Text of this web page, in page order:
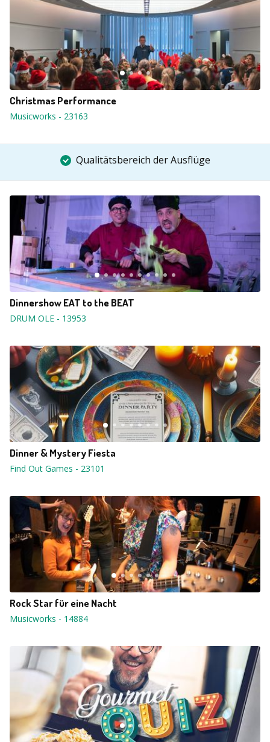
Christmas Performance
Musicworks - 23163
Qualitätsbereich der Ausflüge
Dinnershow EAT to the BEAT
DRUM OLE - 13953
Dinner & Mystery Fiesta
Find Out Games - 23101
Rock Star für eine Nacht
Musicworks - 14884